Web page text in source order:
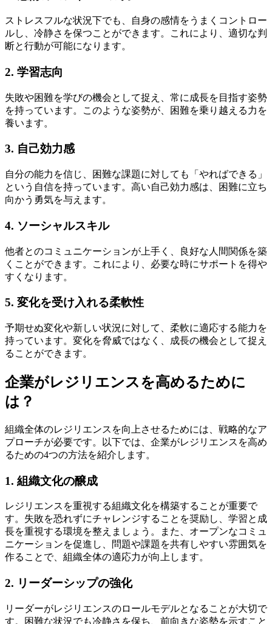
ストレスフルな状況下でも、自身の感情をうまくコントロー
ルし、冷静さを保つことができます。これにより、適切な判
断と行動が可能になります。
2. 学習志向
失敗や困難を学びの機会として捉え、常に成長を目指す姿勢
を持っています。このような姿勢が、困難を乗り越える力を
養います。
3. 自己効力感
自分の能力を信じ、困難な課題に対しても「やればできる」
という自信を持っています。高い自己効力感は、困難に立ち
向かう勇気を与えます。
4. ソーシャルスキル
他者とのコミュニケーションが上手く、良好な人間関係を築
くことができます。これにより、必要な時にサポートを得や
すくなります。
5. 変化を受け入れる柔軟性
予期せぬ変化や新しい状況に対して、柔軟に適応する能力を
持っています。変化を脅威ではなく、成長の機会として捉え
ることができます。
企業がレジリエンスを高めるために
は？
組織全体のレジリエンスを向上させるためには、戦略的なア
プローチが必要です。以下では、企業がレジリエンスを高め
るための4つの方法を紹介します。
1. 組織文化の醸成
レジリエンスを重視する組織文化を構築することが重要で
す。失敗を恐れずにチャレンジすることを奨励し、学習と成
長を重視する環境を整えましょう。また、オープンなコミュ
ニケーションを促進し、問題や課題を共有しやすい雰囲気を
作ることで、組織全体の適応力が向上します。
2. リーダーシップの強化
リーダーがレジリエンスのロールモデルとなることが大切で
す。困難な状況でも冷静さを保ち、前向きな姿勢を示すこと